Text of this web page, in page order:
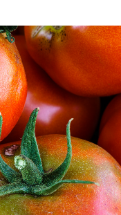
ッ
ト
メ行・
散
歩
こ
の
ブ
ロ
グ